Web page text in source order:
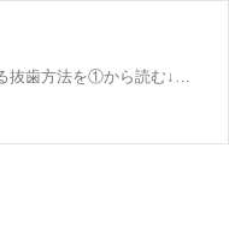
自己紹介🌟カテゴリに「親知らず」を追加しました🌟親知らずの話は↓こちらからまとめて読めます💪私の親知らずの生え方🦷全身麻酔で入院を選択した話↓手術前検査を①から読む↓逃げたくなる抜歯方法を①から読む↓前日コロナ検査＋麻酔科医診察①から読む↓入院1日目①から